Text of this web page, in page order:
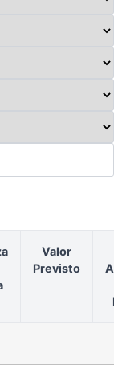
Valor
Previsto